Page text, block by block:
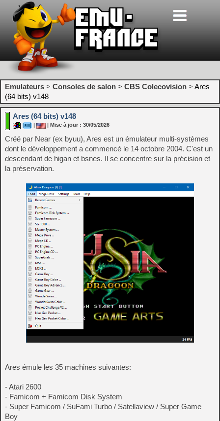
Emulateurs > Consoles de salon > CBS Colecovision > Ares
(64 bits) v148
Ares (64 bits) v148
| Mise à jour : 30/05/2026
Créé par Near (ex byuu), Ares est un émulateur multi-systèmes
dont le développement a commencé le 14 octobre 2004. C'est un
descendant de higan et bsnes. Il se concentre sur la précision et
la préservation.
Ares émule les 35 machines suivantes:
- Atari 2600
- Famicom + Famicom Disk System
- Super Famicom / SuFami Turbo / Satellaview / Super Game
Boy